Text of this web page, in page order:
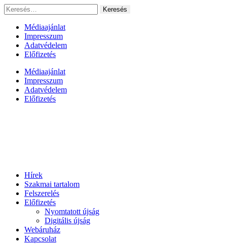
Ugrás
a
tartalomhoz
Keresés:
Médiaajánlat
Impresszum
Adatvédelem
Előfizetés
Médiaajánlat
Impresszum
Adatvédelem
Előfizetés
Hírek
Szakmai tartalom
Felszerelés
Előfizetés
Nyomtatott újság
Digitális újság
Webáruház
Kapcsolat